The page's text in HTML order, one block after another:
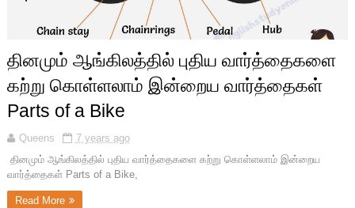
தினமும் ஆங்கிலத்தில் புதிய வார்த்தைகளை
கற்று கொள்ளலாம் இன்றைய வார்த்தைகள்
Parts of a Bike
Queens
7 years ago
தினமும் ஆங்கிலத்தில் புதிய வார்த்தைகளை கற்று கொள்ளலாம் இன்றைய
வார்த்தைகள் Parts of a Bike,
Read More